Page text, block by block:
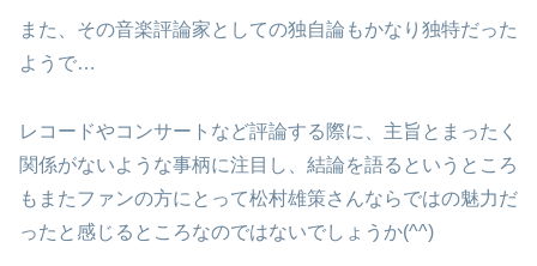
また、その音楽評論家としての独自論もかなり独特だった
ようで…
レコードやコンサートなど評論する際に、主旨とまったく
関係がないような事柄に注目し、結論を語るというところ
もまたファンの方にとって松村雄策さんならではの魅力だ
ったと感じるところなのではないでしょうか(^^)